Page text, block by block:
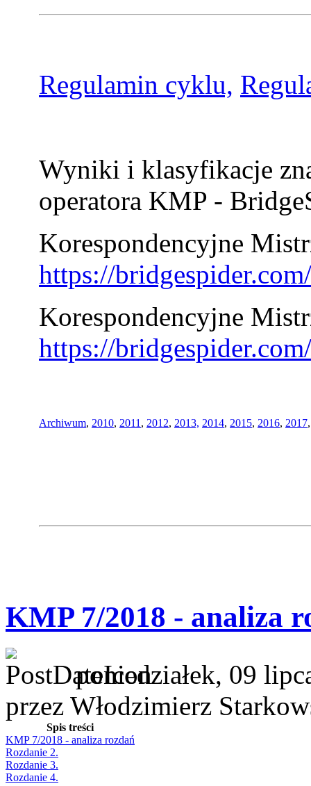
Regulamin cyklu,
Wyniki i klasyfikacje
operatora KMP -
Korespondencyjne
https://
Korespondencyjne
https://
Archiwum, 2010, 2011 , 2012, 2013, 2014, 2015, 2016, 2017
KMP 7/2018 - analiza
poniedziałek, 09
przez Włodzimierz
Spis treści
KMP 7/2018 - analiza rozdań
Rozdanie 2.
Rozdanie 3.
Rozdanie 4.